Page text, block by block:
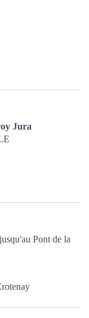
Jura
Pont de la